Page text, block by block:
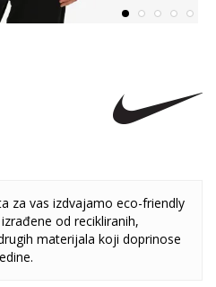
za vas izdvajamo eco-friendly
od recikliranih,
materijala koji doprinose